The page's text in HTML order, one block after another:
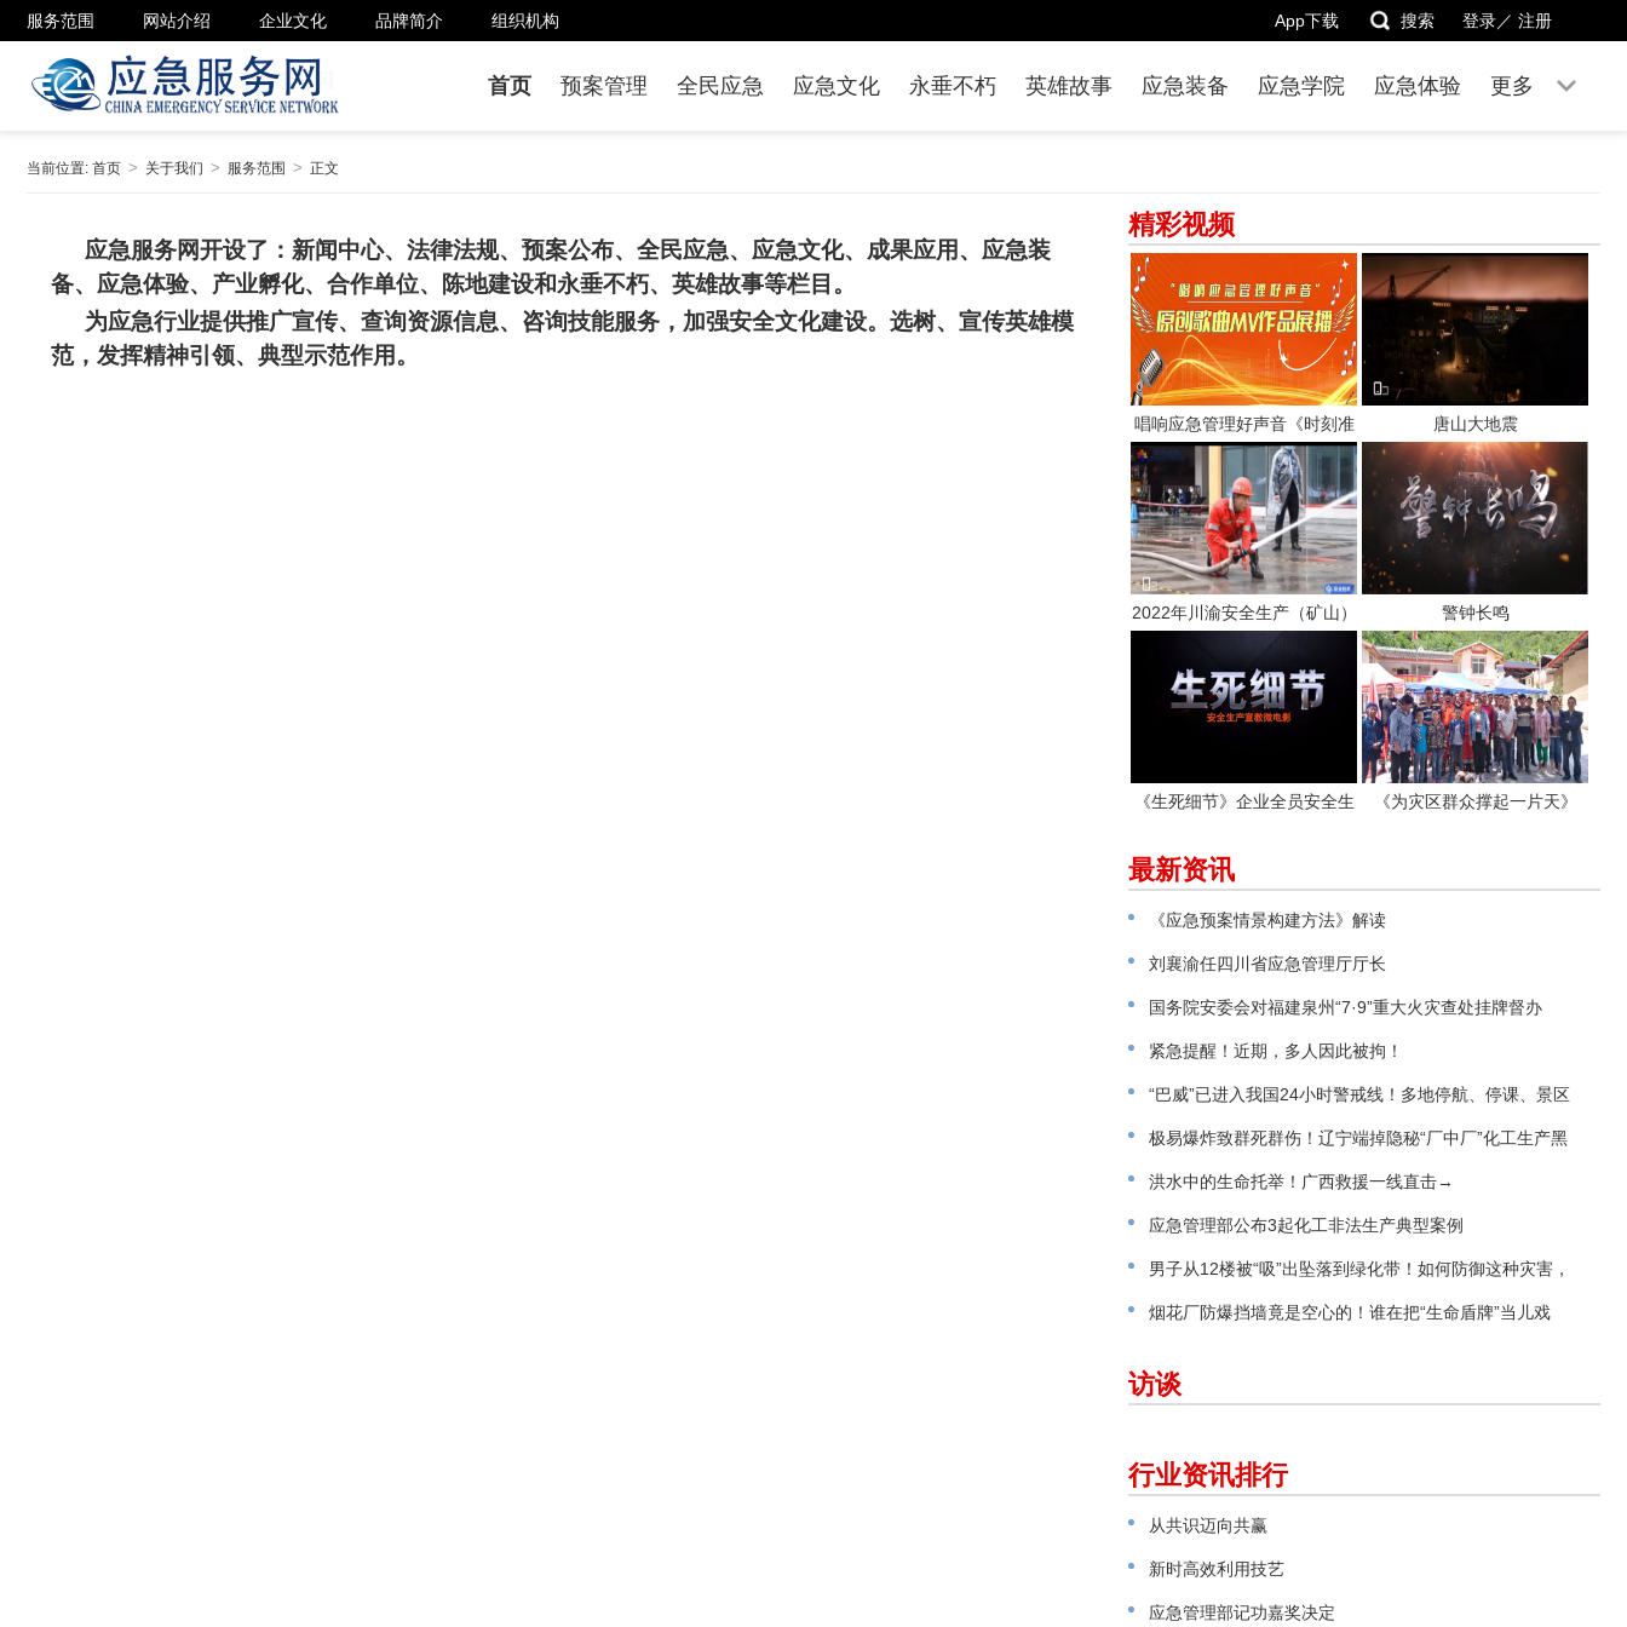
服务范围 网站介绍 企业文化 品牌简介 组织机构 登录／ 注册
App下载 搜索
首页 预案管理 全民应急 应急文化 永垂不朽 英雄故事 应急装备 应急学院 应急体验 更多
当前位置: 首页 关于我们 服务范围 正文
应急服务网开设了：新闻中心、法律法规、预案公布、全民应急、应急文化、成果应用、应急装
备、应急体验、产业孵化、合作单位、陈地建设和永垂不朽、英雄故事等栏目。
为应急行业提供推广宣传、查询资源信息、咨询技能服务，加强安全文化建设。选树、宣传英雄模
范，发挥精神引领、典型示范作用。
精彩视频
唱响应急管理好声音《时刻准
唐山大地震
2022年川渝安全生产（矿山）
赛
警钟长鸣
《生死细节》企业全员安全生
《为灾区群众撑起一片天》
最新资讯
《应急预案情景构建方法》解读
刘襄渝任四川省应急管理厅厅长
国务院安委会对福建泉州“7·9”重大火灾查处挂牌督办
紧急提醒！近期，多人因此被拘！
“巴威”已进入我国24小时警戒线！多地停航、停课、景区
关闭极易爆炸致群死群伤！辽宁端掉隐秘“厂中厂”化工生产黑
窝点洪水中的生命托举！广西救援一线直击→
应急管理部公布3起化工非法生产典型案例
男子从12楼被“吸”出坠落到绿化带！如何防御这种灾害，
请看指南→
烟花厂防爆挡墙竟是空心的！谁在把“生命盾牌”当儿戏
访谈
行业资讯排行
从共识迈向共赢
新时高效利用技艺
应急管理部记功嘉奖决定